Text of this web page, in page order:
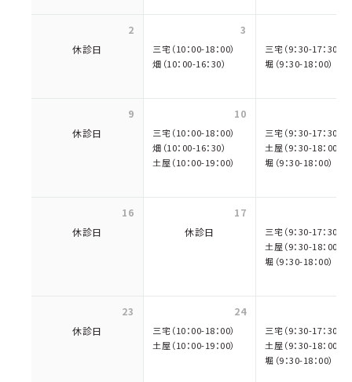
2
休診日
3
三宅（10：00-18：00）
畑（10：00-16：30）
三宅（9：30-17：30）
堀（9：30-18：00）
9
休診日
10
三宅（10：00-18：00）
畑（10：00-16：30）
土屋（10：00-19：00）
三宅（9：30-17：30）
土屋（9：30-18：00）
堀（9：30-18：00）
16
休診日
17
休診日
三宅（9：30-17：30）
土屋（9：30-18：00）
堀（9：30-18：00）
23
休診日
24
三宅（10：00-18：00）
土屋（10：00-19：00）
三宅（9：30-17：30）
土屋（9：30-18：00）
堀（9：30-18：00）